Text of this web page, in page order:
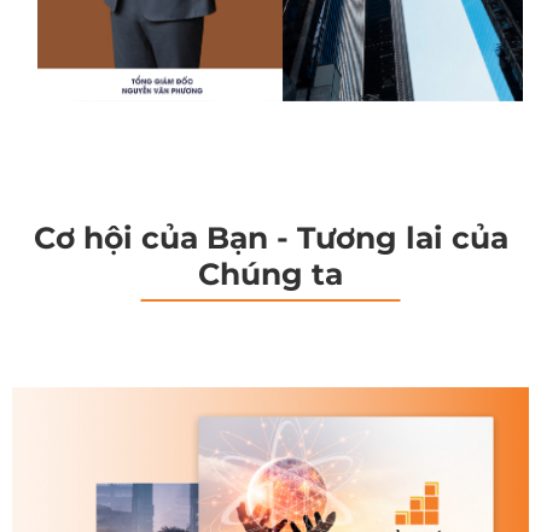
Cơ hội của Bạn - Tương lai của
Chúng ta